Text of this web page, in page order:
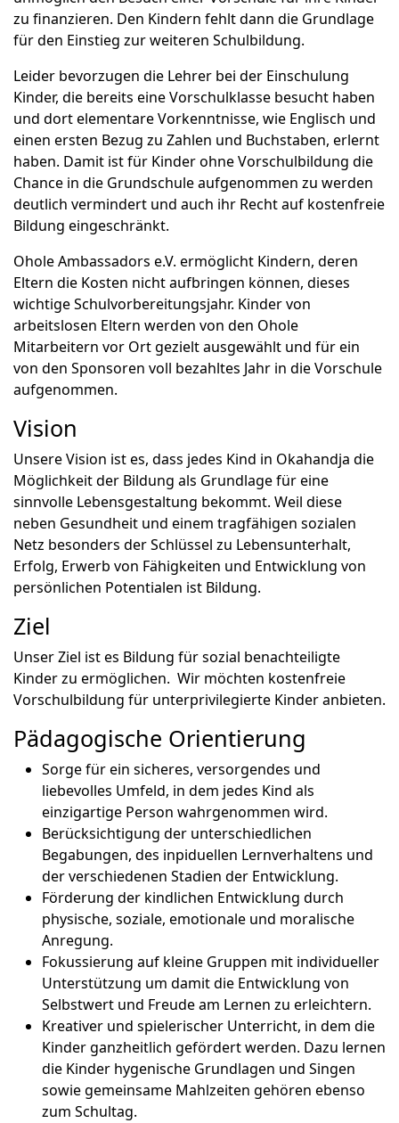
zu finanzieren. Den Kindern fehlt dann die Grundlage
für den Einstieg zur weiteren Schulbildung.
Leider bevorzugen die Lehrer bei der Einschulung
Kinder, die bereits eine Vorschulklasse besucht haben
und dort elementare Vorkenntnisse, wie Englisch und
einen ersten Bezug zu Zahlen und Buchstaben, erlernt
haben. Damit ist für Kinder ohne Vorschulbildung die
Chance in die Grundschule aufgenommen zu werden
deutlich vermindert und auch ihr Recht auf kostenfreie
Bildung eingeschränkt.
Ohole Ambassadors e.V. ermöglicht Kindern, deren
Eltern die Kosten nicht aufbringen können, dieses
wichtige Schulvorbereitungsjahr. Kinder von
arbeitslosen Eltern werden von den Ohole
Mitarbeitern vor Ort gezielt ausgewählt und für ein
von den Sponsoren voll bezahltes Jahr in die Vorschule
aufgenommen.
Vision
Unsere Vision ist es, dass jedes Kind in Okahandja die
Möglichkeit der Bildung als Grundlage für eine
sinnvolle Lebensgestaltung bekommt. Weil diese
neben Gesundheit und einem tragfähigen sozialen
Netz besonders der Schlüssel zu Lebensunterhalt,
Erfolg, Erwerb von Fähigkeiten und Entwicklung von
persönlichen Potentialen ist Bildung.
Ziel
Unser Ziel ist es Bildung für sozial benachteiligte
Kinder zu ermöglichen. Wir möchten kostenfreie
Vorschulbildung für unterprivilegierte Kinder anbieten.
Pädagogische Orientierung
Sorge für ein sicheres, versorgendes und
liebevolles Umfeld, in dem jedes Kind als
einzigartige Person wahrgenommen wird.
Berücksichtigung der unterschiedlichen
Begabungen, des inpiduellen Lernverhaltens und
der verschiedenen Stadien der Entwicklung.
Förderung der kindlichen Entwicklung durch
physische, soziale, emotionale und moralische
Anregung.
Fokussierung auf kleine Gruppen mit individueller
Unterstützung um damit die Entwicklung von
Selbstwert und Freude am Lernen zu erleichtern.
Kreativer und spielerischer Unterricht, in dem die
Kinder ganzheitlich gefördert werden. Dazu lernen
die Kinder hygenische Grundlagen und Singen
sowie gemeinsame Mahlzeiten gehören ebenso
zum Schultag.